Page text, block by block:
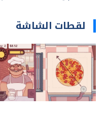
لقطات الشاشة